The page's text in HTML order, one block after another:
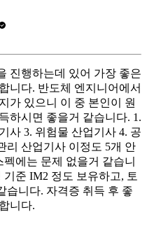
진행하는데 있어 가장 좋은
니다. 반도체 엔지니어에서
가 있으니 이 중 본인이 원
하시면 좋을거 같습니다. 1.
사 3. 위험물 산업기사 4. 공
리 산업기사 이정도 5개 안
에는 문제 없을거 같습니
준 IM2 정도 보유하고, 토
습니다. 자격증 취득 후 좋
니다.